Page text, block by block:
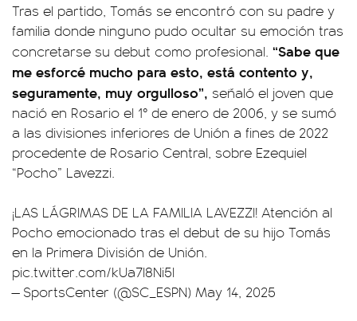
Tras el partido, Tomás se encontró con su padre y
familia donde ninguno pudo ocultar su emoción tras
concretarse su debut como profesional. “Sabe que
me esforcé mucho para esto, está contento y,
seguramente, muy orgulloso”, señaló el joven que
nació en Rosario el 1° de enero de 2006, y se sumó
a las divisiones inferiores de Unión a fines de 2022
procedente de Rosario Central, sobre Ezequiel
“Pocho” Lavezzi.
¡LAS LÁGRIMAS DE LA FAMILIA LAVEZZI! Atención al
Pocho emocionado tras el debut de su hijo Tomás
en la Primera División de Unión.
pic.twitter.com/kUa7l8Ni5I
— SportsCenter (@SC_ESPN) May 14, 2025